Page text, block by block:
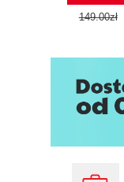
149.00zł